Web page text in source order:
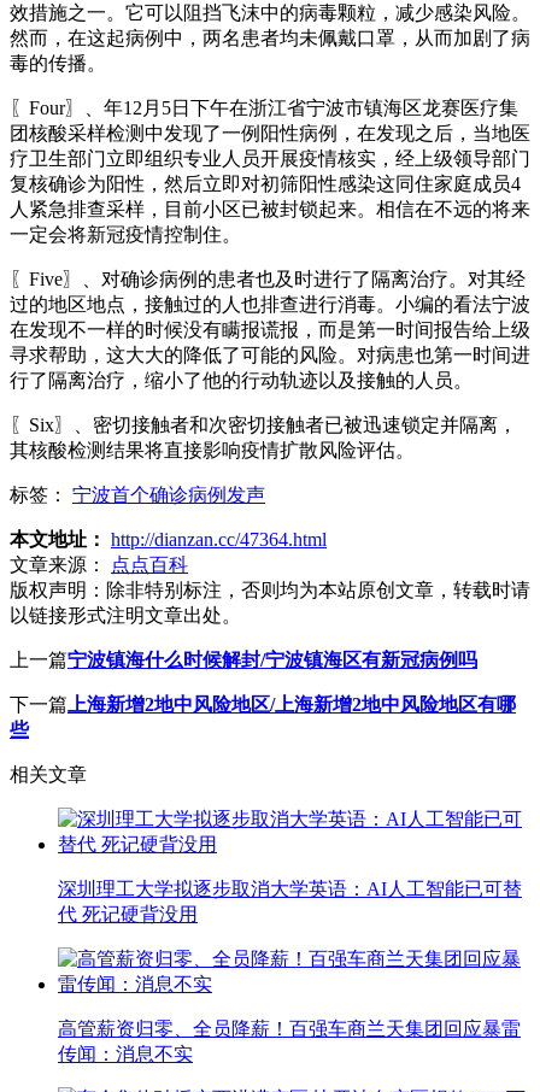
效措施之一。它可以阻挡飞沫中的病毒颗粒，减少感染风险。
然而，在这起病例中，两名患者均未佩戴口罩，从而加剧了病
毒的传播。
〖Four〗、年12月5日下午在浙江省宁波市镇海区龙赛医疗集
团核酸采样检测中发现了一例阳性病例，在发现之后，当地医
疗卫生部门立即组织专业人员开展疫情核实，经上级领导部门
复核确诊为阳性，然后立即对初筛阳性感染这同住家庭成员4
人紧急排查采样，目前小区已被封锁起来。相信在不远的将来
一定会将新冠疫情控制住。
〖Five〗、对确诊病例的患者也及时进行了隔离治疗。对其经
过的地区地点，接触过的人也排查进行消毒。小编的看法宁波
在发现不一样的时候没有瞒报谎报，而是第一时间报告给上级
寻求帮助，这大大的降低了可能的风险。对病患也第一时间进
行了隔离治疗，缩小了他的行动轨迹以及接触的人员。
〖Six〗、密切接触者和次密切接触者已被迅速锁定并隔离，
其核酸检测结果将直接影响疫情扩散风险评估。
标签： 宁波首个确诊病例发声
本文地址： http://dianzan.cc/47364.html
文章来源：
点点百科
版权声明： 除非特别标注，否则均为本站原创文章，转载时请
以链接形式注明文章出处。
上一篇宁波镇海什么时候解封/宁波镇海区有新冠病例吗
下一篇 上海新增2地中风险地区/上海新增2地中风险地区有哪
些
相关文章
深圳理工大学拟逐步取消大学英语：AI人工智能已可替
代 死记硬背没用
高管薪资归零、全员降薪！百强车商兰天集团回应暴雷
传闻：消息不实